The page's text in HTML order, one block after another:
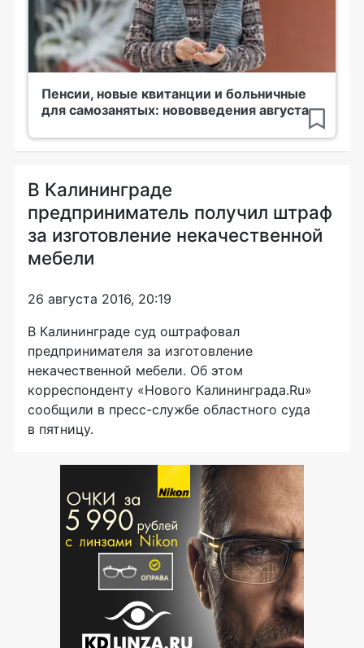
Пенсии, новые квитанции и больничные
для самозанятых: нововведения августа
В Калининграде
предприниматель получил штраф
за изготовление некачественной
мебели
26 августа 2016, 20:19
В Калининграде суд оштрафовал
предпринимателя за изготовление
некачественной мебели. Об этом
корреспонденту «Нового Калининграда.Ru»
сообщили в пресс-службе областного суда
в пятницу.